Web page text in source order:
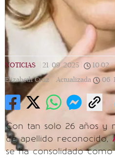
NOTICIAS 21/09/2025 10:02 |
Elizabeth Cruz |
Actualizada 06/
Con tan solo 26 años y
de apellido reconocido,
se ha consolidado